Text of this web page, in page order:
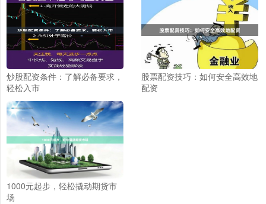
炒股配资条件：了解必备要求，
轻松入市
股票配资技巧：如何安全高效地
配资
1000元起步，轻松撬动期货市
场